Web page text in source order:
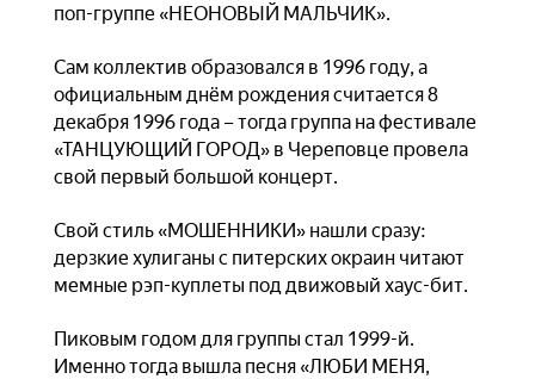
поп-группе «НЕОНОВЫЙ МАЛЬЧИК».
Сам коллектив образовался в 1996 году, а
официальным днём рождения считается 8
декабря 1996 года – тогда группа на фестивале
«ТАНЦУЮЩИЙ ГОРОД» в Череповце провела
свой первый большой концерт.
Свой стиль «МОШЕННИКИ» нашли сразу:
дерзкие хулиганы с питерских окраин читают
мемные рэп-куплеты под движовый хаус-бит.
Пиковым годом для группы стал 1999-й.
Именно тогда вышла песня «ЛЮБИ МЕНЯ,